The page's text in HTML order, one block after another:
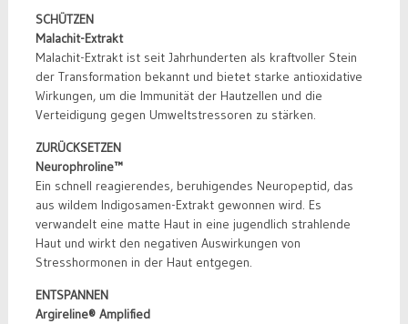
SCHÜTZEN
Malachit-Extrakt
Malachit-Extrakt ist seit Jahrhunderten als kraftvoller Stein
der Transformation bekannt und bietet starke antioxidative
Wirkungen, um die Immunität der Hautzellen und die
Verteidigung gegen Umweltstressoren zu stärken.
ZURÜCKSETZEN
Neurophroline™
Ein schnell reagierendes, beruhigendes Neuropeptid, das
aus wildem Indigosamen-Extrakt gewonnen wird. Es
verwandelt eine matte Haut in eine jugendlich strahlende
Haut und wirkt den negativen Auswirkungen von
Stresshormonen in der Haut entgegen.
ENTSPANNEN
Argireline® Amplified